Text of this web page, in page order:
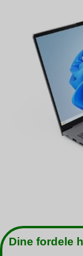
Dine fordele